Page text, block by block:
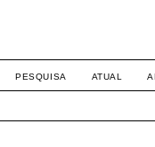
PESQUISA ATUAL